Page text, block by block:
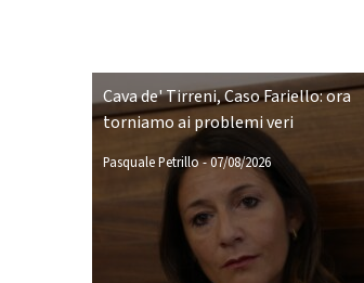
Cava de' Tirreni, Caso Fariello: ora
torniamo ai problemi veri
Pasquale Petrillo-07/08/2026